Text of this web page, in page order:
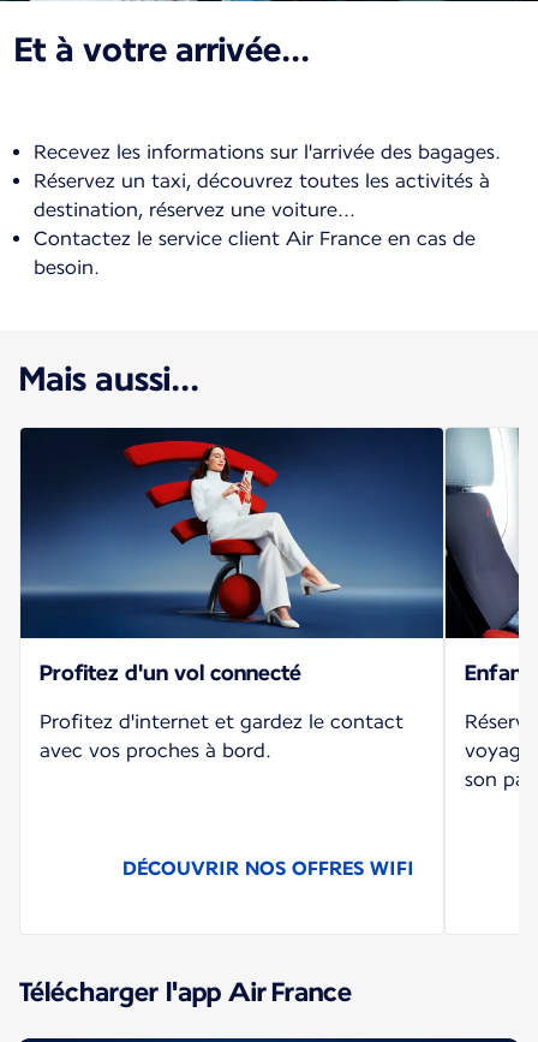
Et à votre arrivée...
Recevez les informations sur l'arrivée des bagages.
Réservez un taxi, découvrez toutes les activités à
destination, réservez une voiture...
Contactez le service client Air France en cas de
besoin.
Mais aussi...
Profitez d'un vol connecté
Profitez d'internet et gardez le contact
avec vos proches à bord.
DÉCOUVRIR NOS OFFRES WIFI
Enfant
son
Télécharger l'app Air France